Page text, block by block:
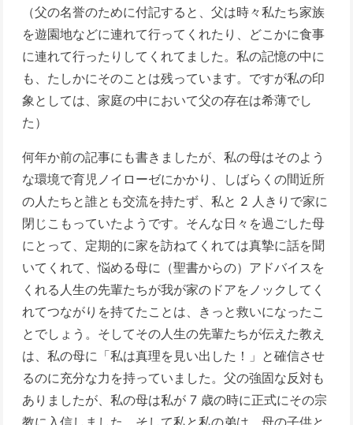
（父の名誉のために付記すると、父は時々私たち家族
を遊園地などに連れて行ってくれたり、どこかに食事
に連れて行ったりしてくれてました。私の記憶の中に
も、たしかにそのことは残っています。ですが私の印
象としては、家庭の中において父の存在は希薄でし
た）
何年か前の記事にも書きましたが、私の母はそのよう
な環境で育児ノイローゼにかかり、しばらくの間近所
の人たちと誰とも交流を持たず、私と 2 人きりで家に
閉じこもっていたようです。そんな日々を過ごした母
にとって、定期的に家を訪ねてくれては真摯に話を聞
いてくれて、悩める母に（聖書からの）アドバイスを
くれる人生の先輩たちが我が家のドアをノックしてく
れてつながりを持てたことは、きっと救いになったこ
とでしょう。そしてその人生の先輩たちが伝えた教え
は、私の母に「私は真理を見い出した！」と確信させ
るのに充分な力を持っていました。父の強固な反対も
ありましたが、私の母は私が 7 歳の時に正式にその宗
教に入信しました。そして私と私の弟は、母の子供と